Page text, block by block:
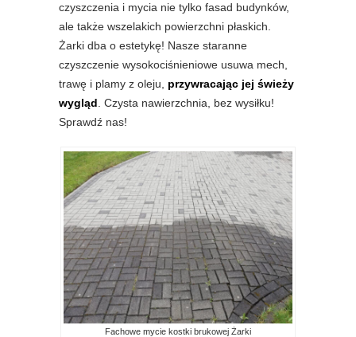
czyszczenia i mycia nie tylko fasad budynków,
ale także wszelakich powierzchni płaskich.
Żarki dba o estetykę! Nasze staranne
czyszczenie wysokociśnieniowe usuwa mech,
trawę i plamy z oleju, przywracając jej świeży
wygląd . Czysta nawierzchnia, bez wysiłku!
Sprawdź nas!
Fachowe mycie kostki brukowej Żarki